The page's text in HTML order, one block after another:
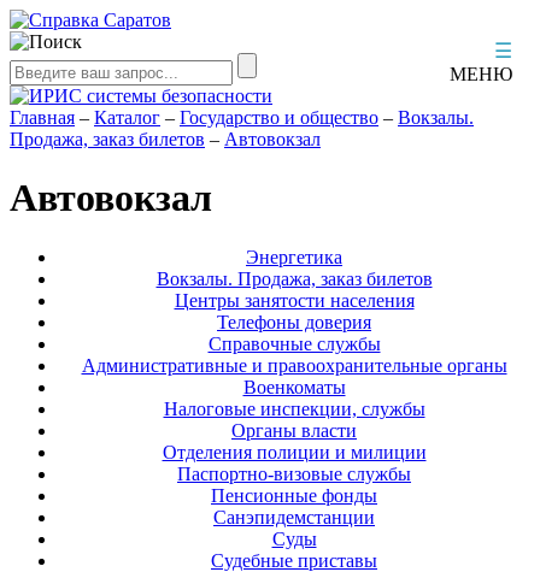
☰
МЕНЮ
Главная – Каталог – Государство и общество – Вокзалы.
Продажа, заказ билетов – Автовокзал
Автовокзал
Энергетика
Вокзалы. Продажа, заказ билетов
Центры занятости населения
Телефоны доверия
Справочные службы
Административные и правоохранительные органы
Военкоматы
Налоговые инспекции, службы
Органы власти
Отделения полиции и милиции
Паспортно-визовые службы
Пенсионные фонды
Санэпидемстанции
Суды
Судебные приставы